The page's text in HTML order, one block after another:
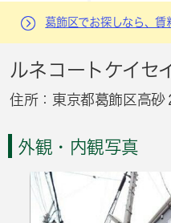
葛飾区でお探しなら、賃
ルネコートケイセ
住所：東京都葛飾区高
外観・内観写真